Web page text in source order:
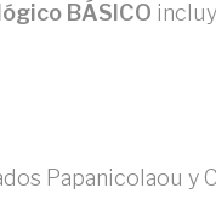
BÁSICO
Papanicolaou y